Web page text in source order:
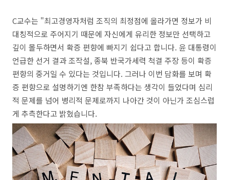
C교수는 "최고경영자처럼 조직의 최정점에 올라가면 정보가 비
대칭적으로 주어지기 때문에 자신에게 유리한 정보만 선택하고
깊이 몰두하면서 확증 편향에 빠지기 쉽다고 합니다. 윤 대통령이
언급한 선거 결과 조작설, 종북 반국가세력 척결 주장 등이 확증
편향의 중거일 수 있다는 것입니다. 그러나 이번 담화를 보며 확
증 편향으로 설명하기엔 한참 부족하다는 생각이 들었다며 심리
적 문제를 넘어 병리적 문제로까지 나아간 것이 아닌가 조심스럽
게 추측한다고 밝혔습니다.